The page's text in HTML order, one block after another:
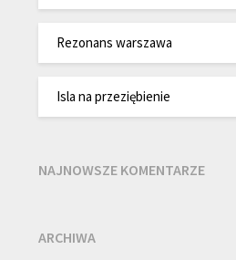
Rezonans warszawa
Isla na przeziębienie
NAJNOWSZE KOMENTARZE
ARCHIWA